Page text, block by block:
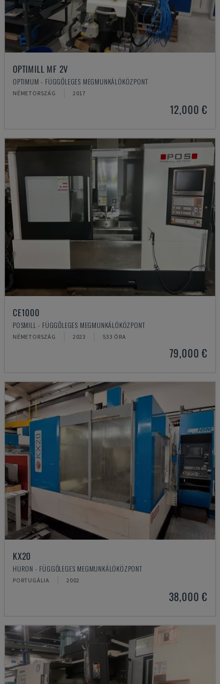
OPTIMILL MF 2V
OPTIMUM - FÜGGŐLEGES MEGMUNKÁLÓKÖZPONT
NÉMETORSZÁG 2017
12,000 €
CE1000
POSMILL - FÜGGŐLEGES MEGMUNKÁLÓKÖZPONT
NÉMETORSZÁG 2023 533 ÓRA
79,000 €
KX20
HURON - FÜGGŐLEGES MEGMUNKÁLÓKÖZPONT
PORTUGÁLIA 2002
38,000 €